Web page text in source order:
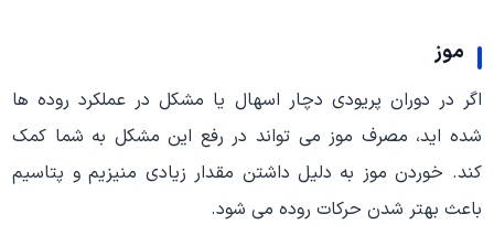
موز
اگر در دوران پریودی دچار اسهال یا مشکل در عملکرد روده ها
شده اید، مصرف موز می تواند در رفع این مشکل به شما کمک
کند. خوردن موز به دلیل داشتن مقدار زیادی منیزیم و پتاسیم
باعث بهتر شدن حرکات روده می شود.